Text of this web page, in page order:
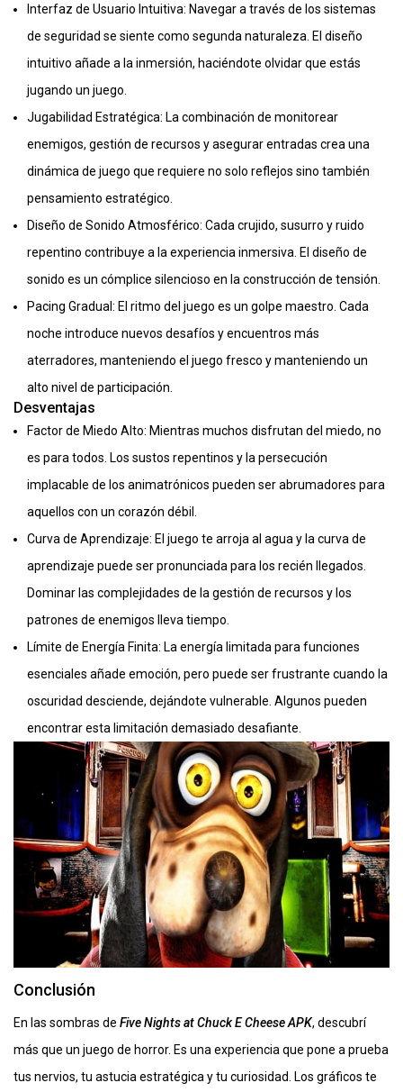
Interfaz de Usuario Intuitiva: Navegar a través de los sistemas
de seguridad se siente como segunda naturaleza. El diseño
intuitivo añade a la inmersión, haciéndote olvidar que estás
jugando un juego.
Jugabilidad Estratégica: La combinación de monitorear
enemigos, gestión de recursos y asegurar entradas crea una
dinámica de juego que requiere no solo reflejos sino también
pensamiento estratégico.
Diseño de Sonido Atmosférico: Cada crujido, susurro y ruido
repentino contribuye a la experiencia inmersiva. El diseño de
sonido es un cómplice silencioso en la construcción de tensión.
Pacing Gradual: El ritmo del juego es un golpe maestro. Cada
noche introduce nuevos desafíos y encuentros más
aterradores, manteniendo el juego fresco y manteniendo un
alto nivel de participación.
Desventajas
Factor de Miedo Alto: Mientras muchos disfrutan del miedo, no
es para todos. Los sustos repentinos y la persecución
implacable de los animatrónicos pueden ser abrumadores para
aquellos con un corazón débil.
Curva de Aprendizaje: El juego te arroja al agua y la curva de
aprendizaje puede ser pronunciada para los recién llegados.
Dominar las complejidades de la gestión de recursos y los
patrones de enemigos lleva tiempo.
Límite de Energía Finita: La energía limitada para funciones
esenciales añade emoción, pero puede ser frustrante cuando la
oscuridad desciende, dejándote vulnerable. Algunos pueden
encontrar esta limitación demasiado desafiante.
Conclusión
En las sombras de Five Nights at Chuck E Cheese APK, descubrí
más que un juego de horror. Es una experiencia que pone a prueba
tus nervios, tu astucia estratégica y tu curiosidad. Los gráficos te